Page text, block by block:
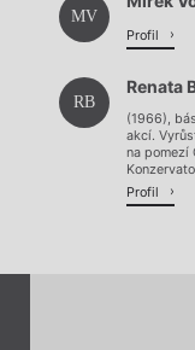
MV
Profil
RB
Renata
(1966),
akcí.
na pomezí
Profil